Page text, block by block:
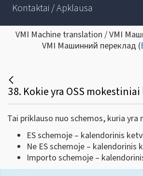
Kontaktai / Apklausa
VMI Machine translation / VMI
VMI Машинний переклад (
38. Kokie yra OSS
Tai priklauso nuo schemos, kuria yra
ES schemoje – kalendorinis
Ne ES schemoje – kalendorinis
Importo schemoje –